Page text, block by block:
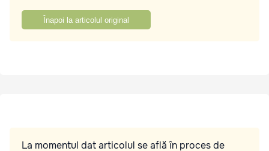
Înapoi la articolul original
La momentul dat articolul se află în proces de